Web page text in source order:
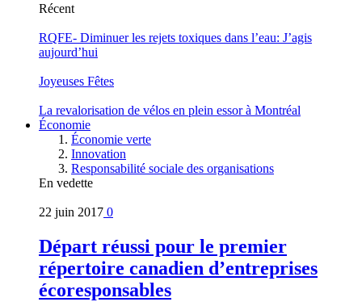
Récent
RQFE- Diminuer les rejets toxiques dans l’eau: J’agis
aujourd’hui
Joyeuses Fêtes
La revalorisation de vélos en plein essor à Montréal
Économie
Économie verte
Innovation
Responsabilité sociale des organisations
En vedette
22 juin 2017 0
Départ réussi pour le premier
répertoire canadien d’entreprises
écoresponsables